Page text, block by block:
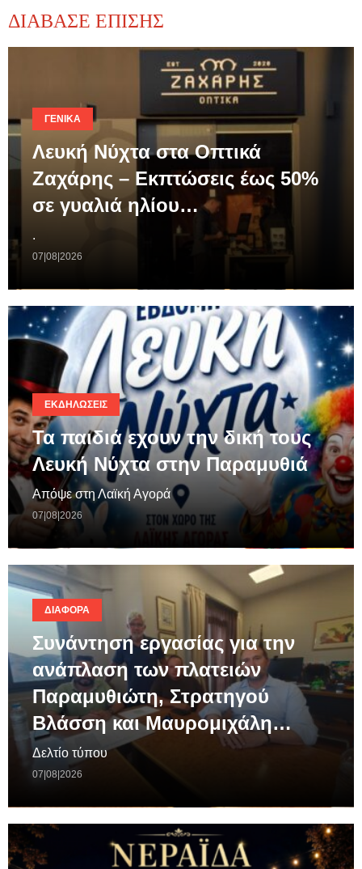
ΔΙΑΒΑΣΕ ΕΠΙΣΗΣ
ΓΕΝΙΚΆ
Λευκή Νύχτα στα Οπτικά
Ζαχάρης – Εκπτώσεις έως 50%
σε γυαλιά ηλίου…
.
07|08|2026
ΕΚΔΗΛΏΣΕΙΣ
Τα παιδιά εχουν την δική τους
Λευκή Νύχτα στην Παραμυθιά
Απόψε στη Λαϊκή Αγορά
07|08|2026
ΔΙΆΦΟΡΑ
Συνάντηση εργασίας για την
ανάπλαση των πλατειών
Παραμυθιώτη, Στρατηγού
Βλάσση και Μαυρομιχάλη…
Δελτίο τύπου
07|08|2026